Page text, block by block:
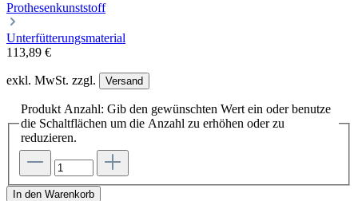
Prothesenkunststoff
Unterfütterungsmaterial
113,89 €
exkl. MwSt. zzgl. Versand
Produkt Anzahl: Gib den gewünschten Wert ein oder benutze
die Schaltflächen um die Anzahl zu erhöhen oder zu
reduzieren.
In den Warenkorb